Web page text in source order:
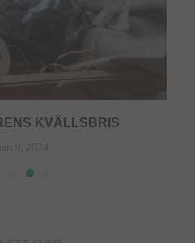
KVÄLLSBRIS
9, 2024